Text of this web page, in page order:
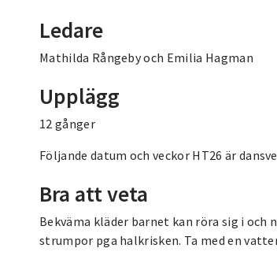
Ledare
Mathilda Rångeby och Emilia Hagman
Upplägg
12 gånger
Följande datum och veckor HT26 är
Bra att veta
Bekväma kläder barnet kan röra sig i och
strumpor pga halkrisken. Ta med en